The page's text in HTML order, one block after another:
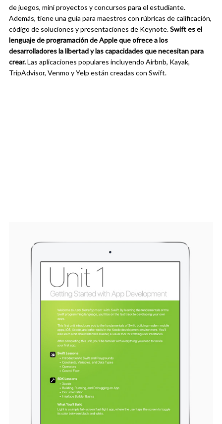
de juegos, mini proyectos y concursos para el estudiante.
Además, tiene una guía para maestros con rúbricas de calificación,
código de soluciones y presentaciones de Keynote.Swift es el
lenguaje de programación de Apple que ofrece a los
desarrolladores la libertad y las capacidades que necesitan para
crear.Las aplicaciones populares incluyendo Airbnb, Kayak,
TripAdvisor, Venmo y Yelp están creadas con Swift.